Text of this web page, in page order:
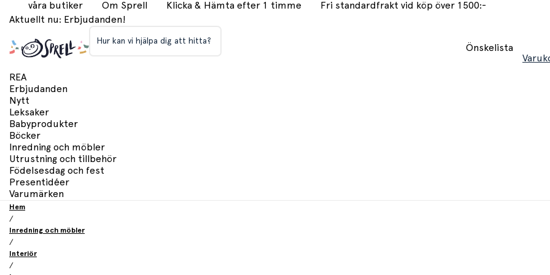
våra butiker Om Sprell Klicka & Hämta efter 1 timme
Fri standardfrakt vid köp över 1500:-
Aktuellt nu: Erbjudanden!
Hur kan vi hjälpa dig att hitta?
Önskelista
REA
Erbjudanden
Nytt
Leksaker
Babyprodukter
Böcker
Inredning och möbler
Utrustning och tillbehör
Födelsesdag och fest
Presentidéer
Varumärken
Hem
/
Inredning och möbler
/
Interiör
/